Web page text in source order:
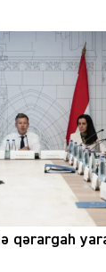
qərargah